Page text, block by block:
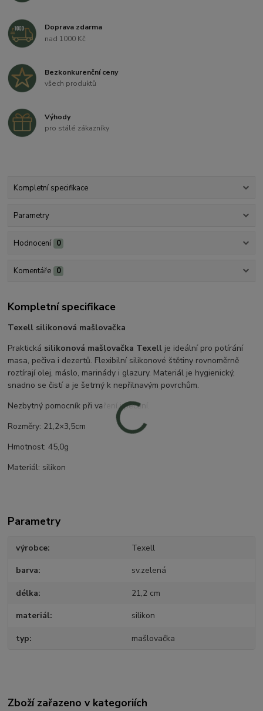
Doprava zdarma
nad 1000 Kč
Bezkonkurenční ceny
všech produktů
Výhody
pro stálé zákazníky
Kompletní specifikace
Parametry
Hodnocení 0
Komentáře 0
Kompletní specifikace
Texell silikonová mašlovačka
Praktická silikonová mašlovačka Texell je ideální pro potírání
masa, pečiva i dezertů. Flexibilní silikonové štětiny rovnoměrně
roztírají olej, máslo, marinády i glazury. Materiál je hygienický,
snadno se čistí a je šetrný k nepřilnavým povrchům.
Nezbytný pomocník při vaření i pečení.
Rozměry: 21,2×3,5cm
Hmotnost: 45,0g
Materiál: silikon
Parametry
výrobce Texell
barva sv.zelená
délka 21,2 cm
materiál silikon
typ mašlovačka
Zboží zařazeno v kategoriích